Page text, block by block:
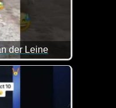
der Leine